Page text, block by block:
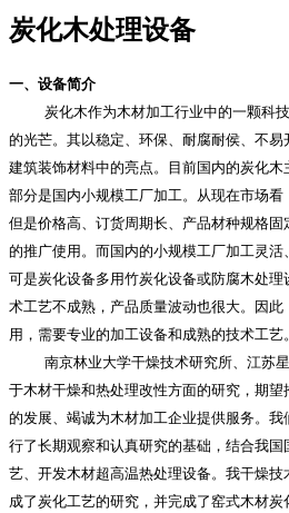
炭化木处理设备
一、设备简介
炭化木作为木材加工行业中的一颗科
的光芒。其以稳定、环保、耐腐耐侯、不
建筑装饰材料中的亮点。目前国内的炭化
部分是国内小规模工厂加工。从现在市场看
但是价格高、订货周期长、产品材种规格
的推广使用。而国内的小规模工厂加工灵活
可是炭化设备多用竹炭化设备或防腐木处
术工艺不成熟，产品质量波动也很大。因
用，需要专业的加工设备和成熟的技术工艺。
南京林业大学干燥技术研究所、江苏
于木材干燥和热处理改性方面的研究，期望
的发展、竭诚为木材加工企业提供服务。
行了长期观察和认真研究的基础，结合我
艺、开发木材超高温热处理设备。我干燥技
成了炭化工艺的研究，并完成了窑式木材炭